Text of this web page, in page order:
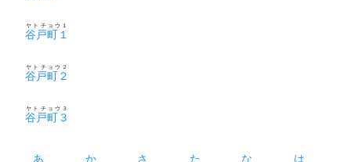
谷戸町１
ヤトチョウ１
谷戸町２
ヤトチョウ２
谷戸町３
ヤトチョウ３
あ か さ た な は